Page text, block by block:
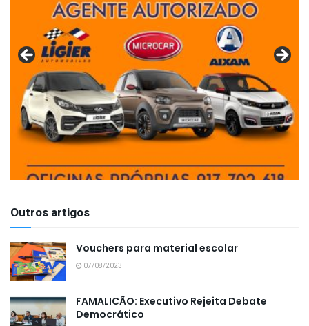
Outros artigos
Vouchers para material escolar
07/08/2023
FAMALICÃO: Executivo Rejeita Debate
Democrático